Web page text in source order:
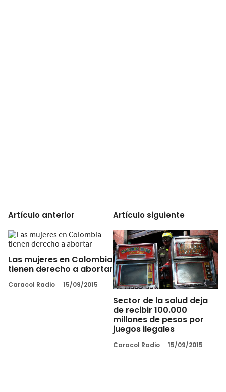
Artículo anterior
Las mujeres en Colombia
tienen derecho a abortar
Caracol Radio 15/09/2015
Artículo siguiente
Sector de la salud deja
de recibir 100.000
millones de pesos por
juegos ilegales
Caracol Radio 15/09/2015